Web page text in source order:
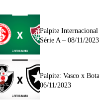
Palpite
Série A – 08/11/2023
Palpite: Vasco x
06/11/2023